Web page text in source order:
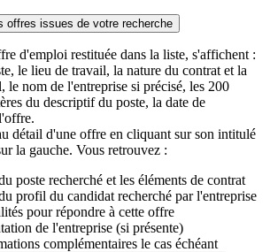
offres issues de votre recherche
d'emploi restituée dans la liste, s'affichent :
le lieu de travail, la nature du contrat et la
le nom de l'entreprise si précisé, les 200
du descriptif du poste, la date de
détail d'une offre en cliquant sur son intitulé
la gauche. Vous retrouvez :
poste recherché et les éléments de contrat
profil du candidat recherché par l'entreprise
pour répondre à cette offre
de l'entreprise (si présente)
complémentaires le cas échéant